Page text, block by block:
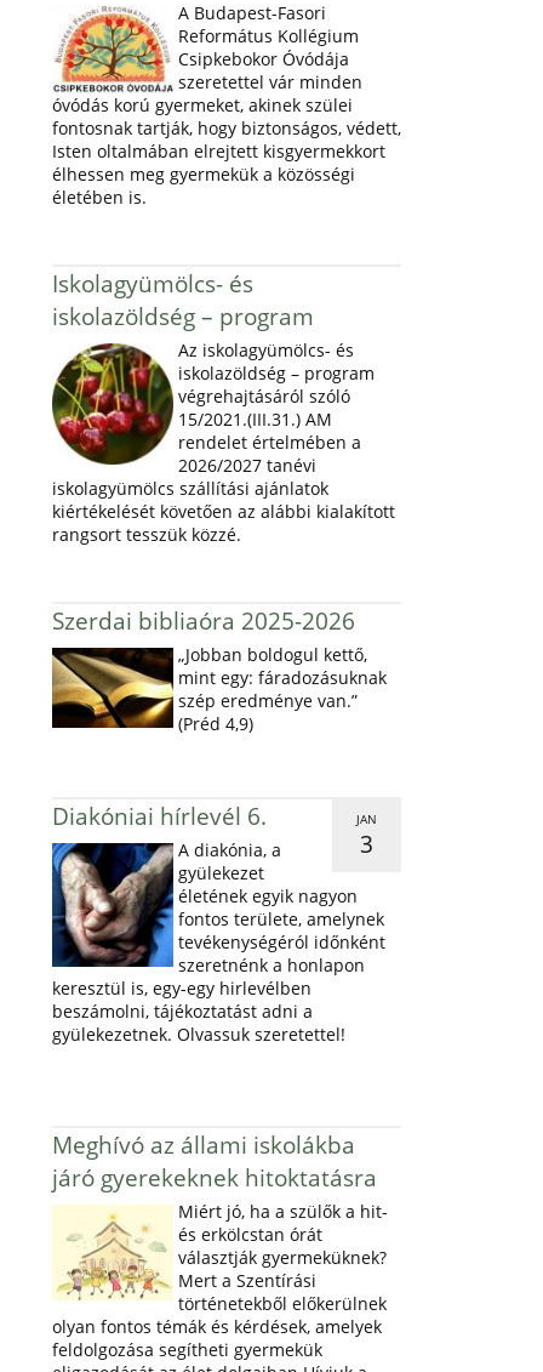
A Budapest-Fasori
Református Kollégium
Csipkebokor Óvódája
szeretettel vár minden
óvódás korú gyermeket, akinek szülei
fontosnak tartják, hogy biztonságos, védett,
Isten oltalmában elrejtett kisgyermekkort
élhessen meg gyermekük a közösségi
életében is.
Iskolagyümölcs- és
iskolazöldség – program
Az iskolagyümölcs- és
iskolazöldség – program
végrehajtásáról szóló
15/2021.(III.31.) AM
rendelet értelmében a
2026/2027 tanévi
iskolagyümölcs szállítási ajánlatok
kiértékelését követően az alábbi kialakított
rangsort tesszük közzé.
Szerdai bibliaóra 2025-2026
„Jobban boldogul kettő,
mint egy: fáradozásuknak
szép eredménye van.”
(Préd 4,9)
JAN
3
Diakóniai hírlevél 6.
A diakónia, a
gyülekezet
életének egyik nagyon
fontos területe, amelynek
tevékenységéról időnként
szeretnénk a honlapon
keresztül is, egy-egy hirlevélben
beszámolni, tájékoztatást adni a
gyülekezetnek. Olvassuk szeretettel!
Meghívó az állami iskolákba
járó gyerekeknek hitoktatásra
Miért jó, ha a szülők a hit-
és erkölcstan órát
választják gyermeküknek?
Mert a Szentírási
történetekből előkerülnek
olyan fontos témák és kérdések, amelyek
feldolgozása segítheti gyermekük